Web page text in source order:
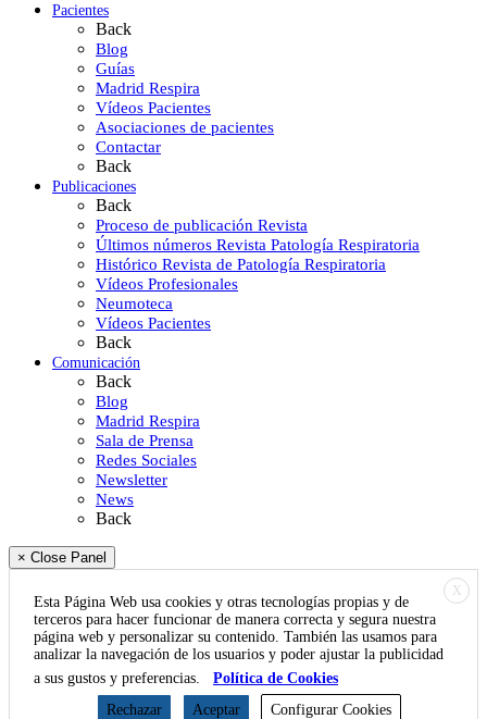
Pacientes
Back
Blog
Guías
Madrid Respira
Vídeos Pacientes
Asociaciones de pacientes
Contactar
Back
Publicaciones
Back
Proceso de publicación Revista
Últimos números Revista Patología Respiratoria
Histórico Revista de Patología Respiratoria
Vídeos Profesionales
Neumoteca
Vídeos Pacientes
Back
Comunicación
Back
Blog
Madrid Respira
Sala de Prensa
Redes Sociales
Newsletter
News
Back
× Close Panel
X
Esta Página Web usa cookies y otras tecnologías propias y de
terceros para hacer funcionar de manera correcta y segura nuestra
página web y personalizar su contenido. También las usamos para
analizar la navegación de los usuarios y poder ajustar la publicidad
a sus gustos y preferencias.
Política de Cookies
Rechazar
Aceptar Configurar Cookies